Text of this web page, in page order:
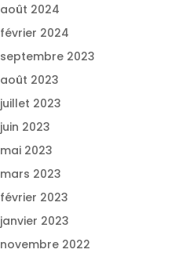
août 2024
février 2024
septembre 2023
août 2023
juillet 2023
juin 2023
mai 2023
mars 2023
février 2023
janvier 2023
novembre 2022